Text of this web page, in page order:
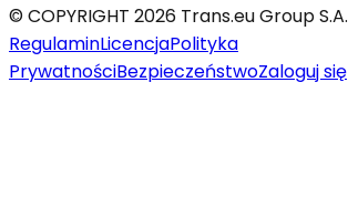
© COPYRIGHT 2026 Trans.eu Group S.A.
RegulaminLicencjaPolityka
PrywatnościBezpieczeństwoZaloguj się